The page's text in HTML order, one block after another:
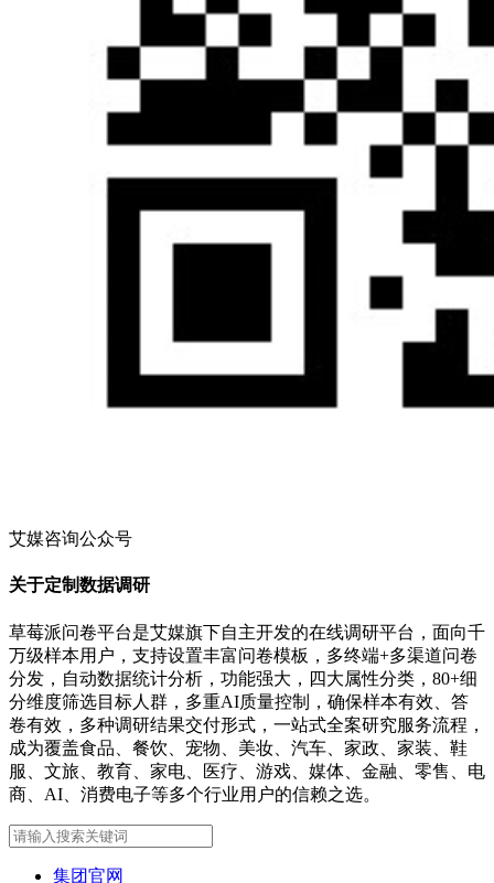
艾媒咨询公众号
关于定制数据调研
草莓派问卷平台是艾媒旗下自主开发的在线调研平台，面向千
万级样本用户，支持设置丰富问卷模板，多终端+多渠道问卷
分发，自动数据统计分析，功能强大，四大属性分类，80+细
分维度筛选目标人群，多重AI质量控制，确保样本有效、答
卷有效，多种调研结果交付形式，一站式全案研究服务流程，
成为覆盖食品、餐饮、宠物、美妆、汽车、家政、家装、鞋
服、文旅、教育、家电、医疗、游戏、媒体、金融、零售、电
商、AI、消费电子等多个行业用户的信赖之选。
集团官网